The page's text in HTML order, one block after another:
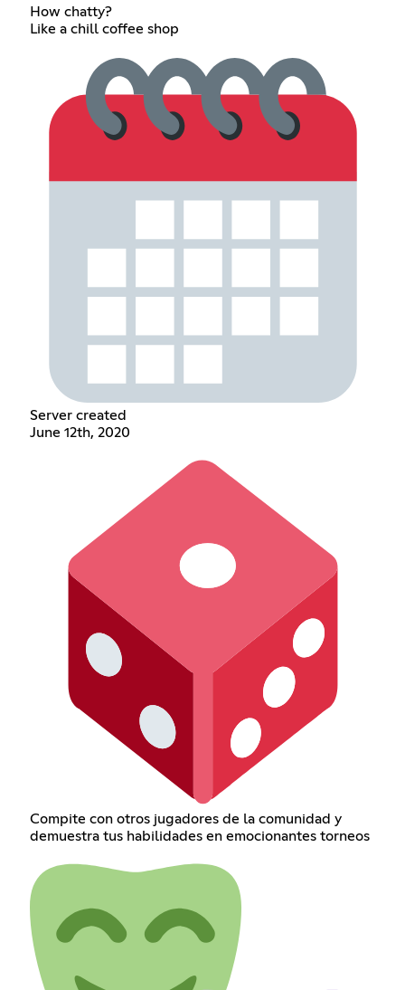
How chatty?
Like a chill coffee shop
Server created
June 12th, 2020
Compite con otros jugadores de la comunidad y
demuestra tus habilidades en emocionantes torneos